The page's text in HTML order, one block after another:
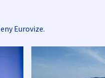
Eurovize.